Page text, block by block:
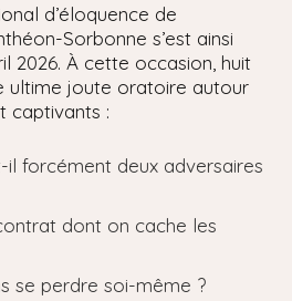
d’éloquence de
Sorbonne s’est ainsi
2026. À cette occasion, huit
ultime joute oratoire autour
captivants :
il forcément deux adversaires
dont on cache les
se perdre soi-même ?